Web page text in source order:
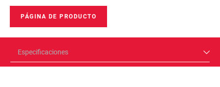
PÁGINA DE PRODUCTO
Especificaciones